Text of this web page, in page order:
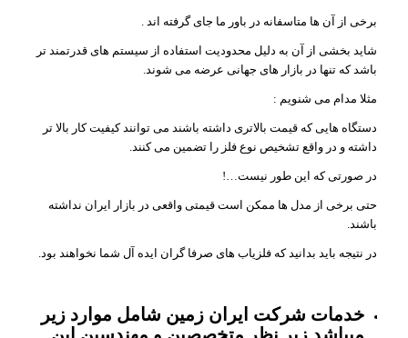
برخی از آن ها متاسفانه در باور ما جای گرفته اند .
شاید بخشی از آن به دلیل محدودیت استفاده از سیستم های قدرتمند تر
باشد که تنها در بازار های جهانی عرضه می شوند.
مثلا مدام می شنویم :
دستگاه هایی که قیمت بالاتری داشته باشند می توانند کیفیت کار بالا تر
داشته و در واقع تشخیص نوع فلز را تضمین می کنند.
در صورتی که این طور نیست…!
حتی برخی از مدل ها ممکن است قیمتی واقعی در بازار ایران نداشته
باشند.
در نتیجه باید بدانید که فلزیاب های صرفا گران ایده آل شما نخواهند بود.
خدمات شرکت ایران زمین شامل موارد زیر